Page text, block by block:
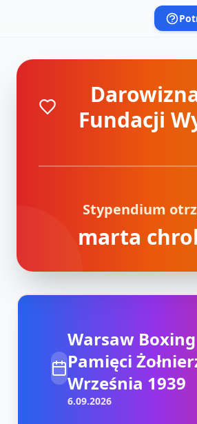
Fundacji
Stypendium
marta
Warsaw
Pamięci
Września 1939
6.09.2026